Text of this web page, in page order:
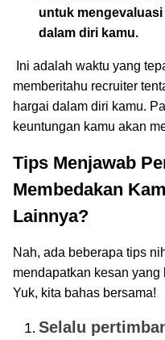
untuk
dalam diri kamu.
Ini adalah waktu yang
memberitahu recruiter
hargai dalam diri kamu.
keuntungan kamu akan
Tips Menjawab
Membedakan
Lainnya?
Nah, ada beberapa tips
mendapatkan kesan yang
Yuk, kita bahas bersama!
Selalu